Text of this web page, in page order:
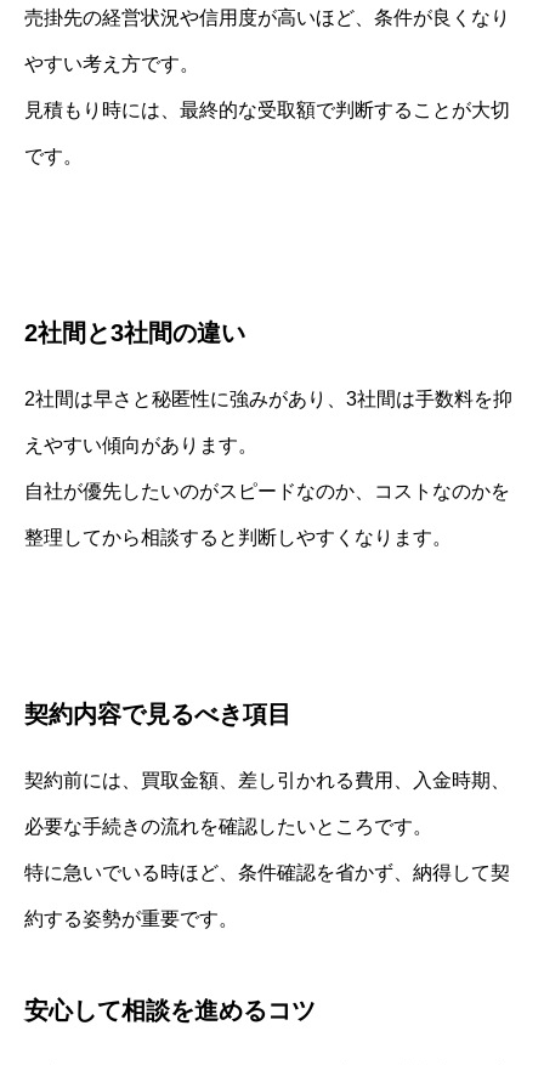
売掛先の経営状況や信用度が高いほど、条件が良くなり
やすい考え方です。
見積もり時には、最終的な受取額で判断することが大切
です。
2社間と3社間の違い
2社間は早さと秘匿性に強みがあり、3社間は手数料を抑
えやすい傾向があります。
自社が優先したいのがスピードなのか、コストなのかを
整理してから相談すると判断しやすくなります。
契約内容で見るべき項目
契約前には、買取金額、差し引かれる費用、入金時期、
必要な手続きの流れを確認したいところです。
特に急いでいる時ほど、条件確認を省かず、納得して契
約する姿勢が重要です。
安心して相談を進めるコツ